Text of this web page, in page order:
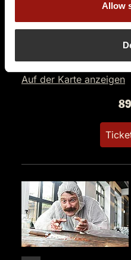
Allow
Ein Rätselspiel zum
Festsaal Permeshof
47638 Straelen
Auf der Karte anzeigen